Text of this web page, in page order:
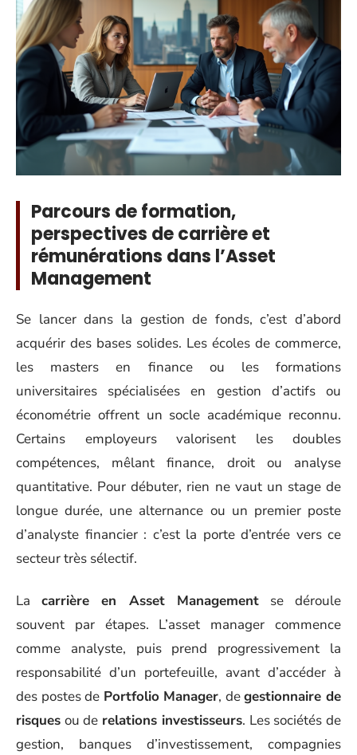
Parcours de formation,
perspectives de carrière et
rémunérations dans l’Asset
Management
Se lancer dans la gestion de fonds, c’est d’abord
acquérir des bases solides. Les écoles de commerce,
les masters en finance ou les formations
universitaires spécialisées en gestion d’actifs ou
économétrie offrent un socle académique reconnu.
Certains employeurs valorisent les doubles
compétences, mêlant finance, droit ou analyse
quantitative. Pour débuter, rien ne vaut un stage de
longue durée, une alternance ou un premier poste
d’analyste financier : c’est la porte d’entrée vers ce
secteur très sélectif.
Lacarrière en Asset Managementse déroule
souvent par étapes. L’asset manager commence
comme analyste, puis prend progressivement la
responsabilité d’un portefeuille, avant d’accéder à
des postes de Portfolio Manager, degestionnaire de
risques ou de relations investisseurs. Les sociétés de
gestion, banques d’investissement, compagnies